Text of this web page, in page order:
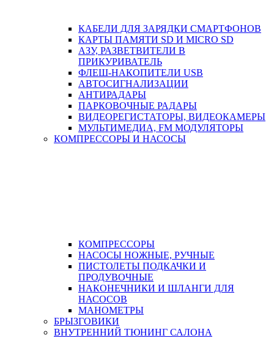
КАБЕЛИ ДЛЯ ЗАРЯДКИ СМАРТФОНОВ
КАРТЫ ПАМЯТИ SD И MICRO SD
АЗУ, РАЗВЕТВИТЕЛИ В
ПРИКУРИВАТЕЛЬ
ФЛЕШ-НАКОПИТЕЛИ USB
АВТОСИГНАЛИЗАЦИИ
АНТИРАДАРЫ
ПАРКОВОЧНЫЕ РАДАРЫ
ВИДЕОРЕГИСТАТОРЫ, ВИДЕОКАМЕРЫ
МУЛЬТИМЕДИА, FM МОДУЛЯТОРЫ
КОМПРЕССОРЫ И НАСОСЫ
КОМПРЕССОРЫ
НАСОСЫ НОЖНЫЕ, РУЧНЫЕ
ПИСТОЛЕТЫ ПОДКАЧКИ И
ПРОДУВОЧНЫЕ
НАКОНЕЧНИКИ И ШЛАНГИ ДЛЯ
НАСОСОВ
МАНОМЕТРЫ
БРЫЗГОВИКИ
ВНУТРЕННИЙ ТЮНИНГ САЛОНА